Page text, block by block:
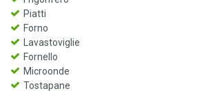
Piatti
Forno
Lavastoviglie
Fornello
Microonde
Tostapane